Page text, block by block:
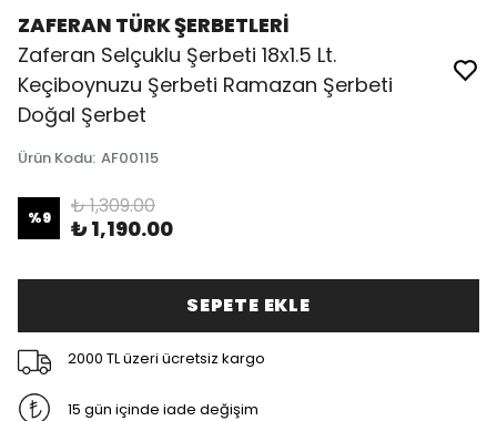
ZAFERAN TÜRK ŞERBETLERİ
Zaferan Selçuklu Şerbeti 18x1.5 Lt.
Keçiboynuzu Şerbeti Ramazan Şerbeti
Doğal Şerbet
Ürün Kodu: AF00115
%9 ₺ 1,309.00
₺ 1,190.00
SEPETE EKLE
2000 TL üzeri ücretsiz kargo
15 gün içinde iade değişim